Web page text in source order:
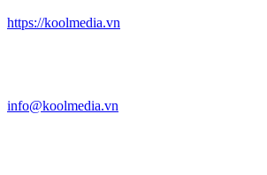
https://koolmedia.vn
info@koolmedia.vn